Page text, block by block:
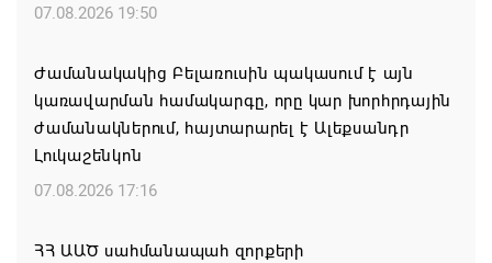
07.08.2026 19:50
Ժամանակակից Բելառուսին պակասում է այն
կառավարման համակարգը, որը կար խորհրդային
ժամանակներում, հայտարարել է Ալեքսանդր
Լուկաշենկոն
07.08.2026 17:16
ՀՀ ԱԱԾ սահմանապահ զորքերի